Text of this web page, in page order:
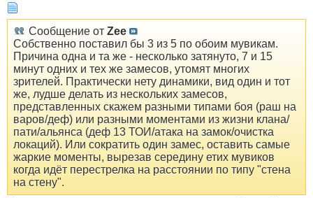
Сообщение от Zee
Собственно поставил бы 3 из 5 по обоим мувикам.
Причина одна и та же - несколько затянуто, 7 и 15
минут одних и тех же замесов, утомят многих
зрителей. Практически нету динамики, вид один и тот
же, лудше делать из нескольких замесов,
представленных скажем разными типами боя (раш на
варов/деф) или разными моментами из жизни клана/
пати/альянса (деф 13 ТОИ/атака на замок/очистка
локаций). Или сократить один замес, оставить самые
жаркие моменты, вырезав середину етих мувиков
когда идёт перестрелка на расстоянии по типу "стена
на стену".